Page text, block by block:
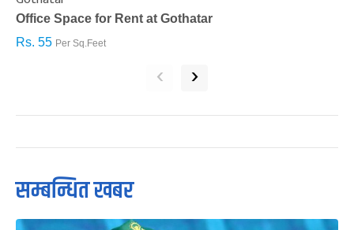
Office Space for Rent at Gothatar
Rs. 55 Per Sq.Feet
‹ ›
सम्बन्धित खबर